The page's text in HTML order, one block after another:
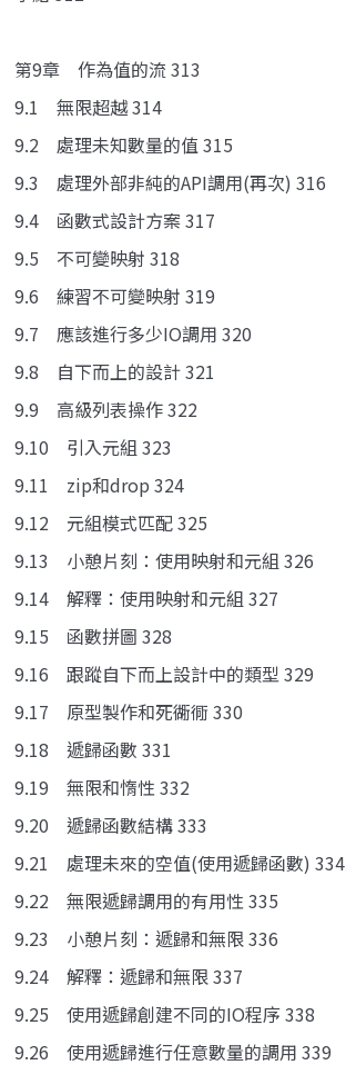
第9章 作為值的流 313
9.1 無限超越 314
9.2 處理未知數量的值 315
9.3 處理外部非純的API調用(再次) 316
9.4 函數式設計方案 317
9.5 不可變映射 318
9.6 練習不可變映射 319
9.7 應該進行多少IO調用 320
9.8 自下而上的設計 321
9.9 高級列表操作 322
9.10 引入元組 323
9.11 zip和drop 324
9.12 元組模式匹配 325
9.13 小憩片刻：使用映射和元組 326
9.14 解釋：使用映射和元組 327
9.15 函數拼圖 328
9.16 跟蹤自下而上設計中的類型 329
9.17 原型製作和死衚衕 330
9.18 遞歸函數 331
9.19 無限和惰性 332
9.20 遞歸函數結構 333
9.21 處理未來的空值(使用遞歸函數) 334
9.22 無限遞歸調用的有用性 335
9.23 小憩片刻：遞歸和無限 336
9.24 解釋：遞歸和無限 337
9.25 使用遞歸創建不同的IO程序 338
9.26 使用遞歸進行任意數量的調用 339